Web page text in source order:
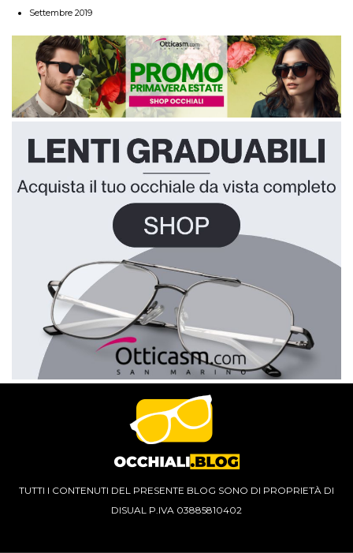
Settembre 2019
TUTTI I CONTENUTI DEL PRESENTE BLOG SONO DI PROPRIETÀ DI
DISUAL P.IVA 03885810402